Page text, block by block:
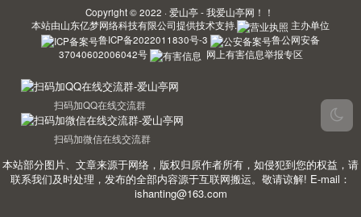
Copyright © 2022 · 爱山亭 - 我爱山亭网！！
本站由山东亿梦网络科技有限公司提供技术支持.
主办单位
鲁ICP备2022011830号-3
鲁公网安备
37040602006042号
网上有害信息举报专区
扫码加QQ在线交流群
扫码加微信在线交流群
本站部分图片、文章来源于网络，版权归原作者所有，如侵犯到您的权益，请
联系我们及时处理，发布的全部内容源于互联网搬运。敬请谅解! E-mail：
ishanting@163.com